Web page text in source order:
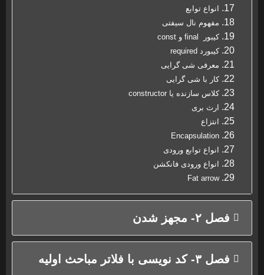
انواع توابع
مفهوم نال سیفتی
کیبور final و const
کیبورد required
معرفی شی گرایی
کار با شی گرایی
کلاس سازنده یا constructor
ارث بری
انتزاع
Encapsulation
انواع توابع ورودی
انواع ورودی فانکشن
Fat arrow
فصل ۲- مجهز شدن
فصل ۳- کد نویسی با فلاتر مباحث اولیه